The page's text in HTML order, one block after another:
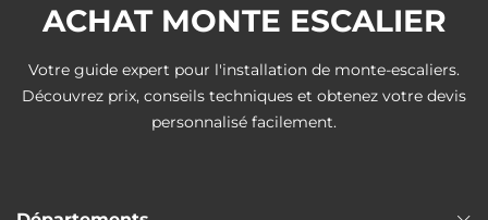
Monte escalier Charnay-lès-Mâcon
ACHAT MONTE ESCALIER
Votre guide expert pour l'installation de monte-escaliers.
Découvrez prix, conseils techniques et obtenez votre devis
personnalisé facilement.